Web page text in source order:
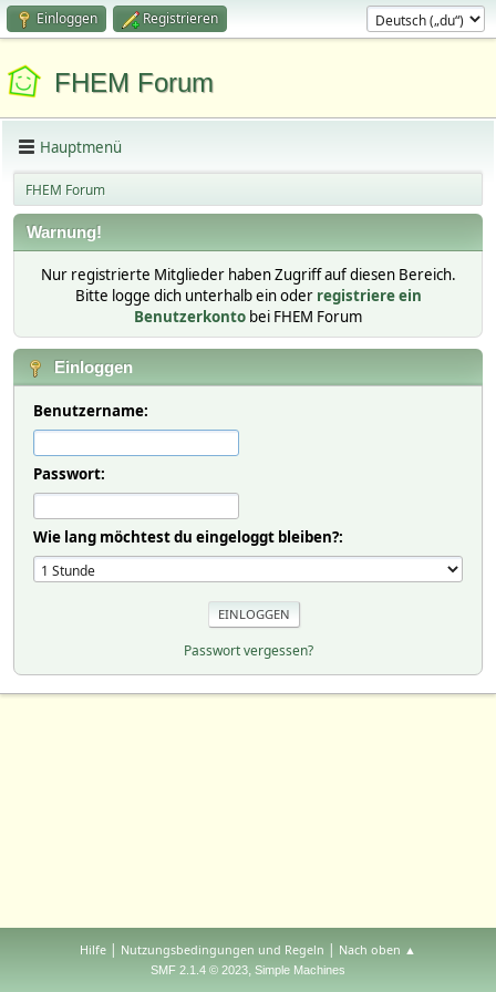
Einloggen Registrieren
FHEM Forum
Hauptmenü
FHEM Forum
Warnung!
Nur registrierte Mitglieder haben Zugriff auf diesen Bereich.
Bitte logge dich unterhalb ein oder registriere ein
Benutzerkonto bei FHEM Forum
Einloggen
Benutzername:
Passwort:
Wie lang möchtest du eingeloggt bleiben?:
Passwort vergessen?
Hilfe | Nutzungsbedingungen und Regeln | Nach oben ▲
SMF 2.1.4 © 2023, Simple Machines